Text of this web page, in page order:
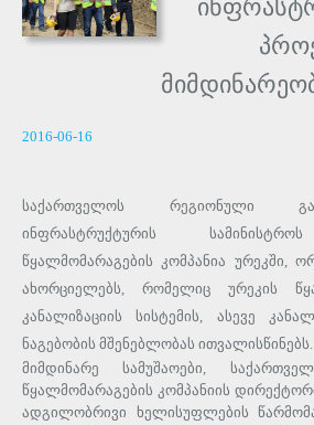
2016-06-16
საქართველოს რეგიონული
ინფრასტრუქტურის
წყალმომარაგების კომპანია ურეკში,
ახორციელებს, რომელიც ურეკის
კანალიზაციის სისტემის, ასევე
ნაგებობის მშენებლობას ითვალისწინებს.
მიმდინარე სამუშაოები,
წყალმომარაგების კომპანიის
ადგილობრივი ხელისუფლების